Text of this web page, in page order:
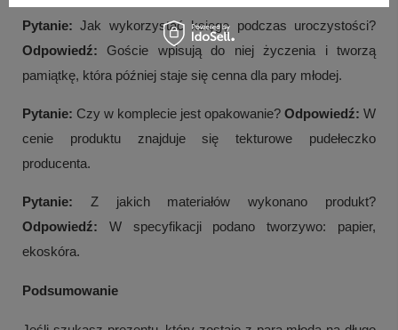
Pytanie: Jak wykorzystać księgę podczas uroczystości?
Odpowiedź: Goście wpisują do niej życzenia i tworzą
pamiątkę, która później staje się cenna dla pary młodej.
Pytanie: Czy w komplecie jest opakowanie? Odpowiedź: W
cenie produktu znajduje się tekturowe pudełeczko
producenta.
Pytanie: Z jakich materiałów wykonano produkt?
Odpowiedź: W specyfikacji podano tworzywo: papier,
ekoskóra.
Podsumowanie